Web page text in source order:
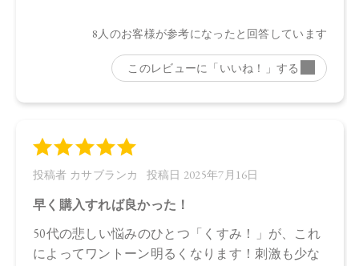
商品によっては、お届けまで１～２週間かかる場合がござい
●パッケージはリニューアル等の理由により、写真と異なる場
合がございます。
載と異なる場合がございます。
●予告なくパッケージ仕様が変更になる場合がございます。